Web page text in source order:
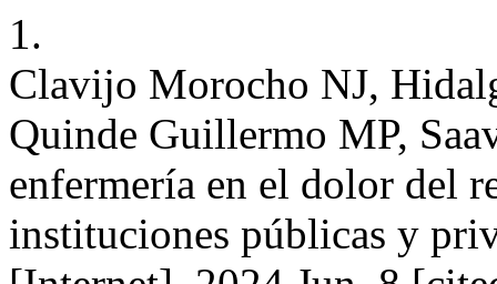
1.
Clavijo Morocho NJ,
Quinde Guillermo MP,
enfermería en el dolor del
instituciones públicas y